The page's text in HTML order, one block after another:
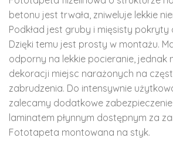
betonu jest trwała, zniweluje lekkie
Podkład jest gruby i mięsisty pokryty
Dzięki temu jest prosty w montażu.
odporny na lekkie pocieranie, jednak
dekoracji miejsc narażonych na
zabrudzenia. Do intensywnie
zalecamy dodatkowe
laminatem płynnym dostępnym za
Fototapeta montowana na styk.